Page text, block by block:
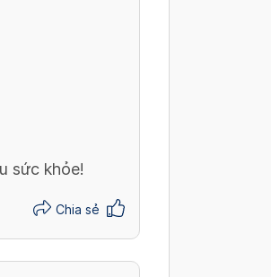
sức khỏe!
Chia sẻ